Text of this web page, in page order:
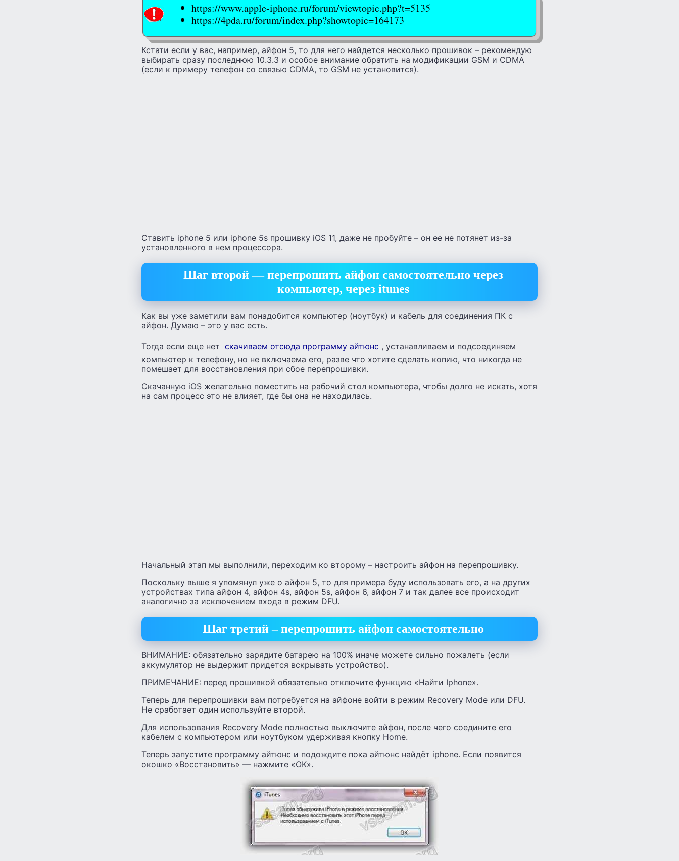
https://www.apple-iphone.ru/forum/viewtopic.php?t=5135
https://4pda.ru/forum/index.php?showtopic=164173
Кстати если у вас, например, айфон 5, то для него найдется несколько прошивок – рекомендую
выбирать сразу последнюю 10.3.3 и особое внимание обратить на модификации GSM и CDMA
(если к примеру телефон со связью CDMA, то GSM не установится).
Ставить iphone 5 или iphone 5s прошивку iOS 11, даже не пробуйте – он ее не потянет из-за
установленного в нем процессора.
Шаг второй — перепрошить айфон самостоятельно через
компьютер, через itunes
Как вы уже заметили вам понадобится компьютер (ноутбук) и кабель для соединения ПК с
айфон. Думаю – это у вас есть.
Тогда если еще нет скачиваем отсюда программу айтюнс , устанавливаем и подсоединяем
компьютер к телефону, но не включаема его, разве что хотите сделать копию, что никогда не
помешает для восстановления при сбое перепрошивки.
Скачанную iOS желательно поместить на рабочий стол компьютера, чтобы долго не искать, хотя
на сам процесс это не влияет, где бы она не находилась.
Начальный этап мы выполнили, переходим ко второму – настроить айфон на перепрошивку.
Поскольку выше я упомянул уже о айфон 5, то для примера буду использовать его, а на других
устройствах типа айфон 4, айфон 4s, айфон 5s, айфон 6, айфон 7 и так далее все происходит
аналогично за исключением входа в режим DFU.
Шаг третий – перепрошить айфон самостоятельно
ВНИМАНИЕ: обязательно зарядите батарею на 100% иначе можете сильно пожалеть (если
аккумулятор не выдержит придется вскрывать устройство).
ПРИМЕЧАНИЕ: перед прошивкой обязательно отключите функцию «Найти Iphone».
Теперь для перепрошивки вам потребуется на айфоне войти в режим Recovery Mode или DFU.
Не сработает один используйте второй.
Для использования Recovery Mode полностью выключите айфон, после чего соедините его
кабелем с компьютером или ноутбуком удерживая кнопку Home.
Теперь запустите программу айтюнс и подождите пока айтюнс найдёт iphone. Если появится
окошко «Восстановить» — нажмите «ОК».